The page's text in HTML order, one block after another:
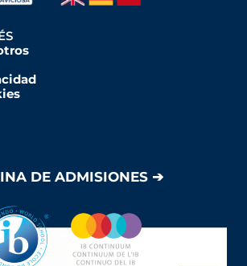
DE ADMISIONES ➔